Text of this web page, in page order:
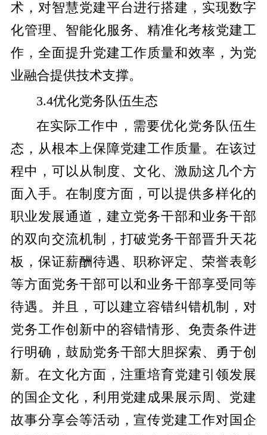
术，对智慧党建平台进行搭建，实现数字
化管理、智能化服务、精准化考核党建工
作，全面提升党建工作质量和效率，为党
业融合提供技术支撑。
3.4优化党务队伍生态
在实际工作中，需要优化党务队伍生
态，从根本上保障党建工作质量。在该过
程中，可以从制度、文化、激励这几个方
面入手。在制度方面，可以提供多样化的
职业发展通道，建立党务干部和业务干部
的双向交流机制，打破党务干部晋升天花
板，保证薪酬待遇、职称评定、荣誉表彰
等方面党务干部可以和业务干部享受同等
待遇。并且，可以建立容错纠错机制，对
党务工作创新中的容错情形、免责条件进
行明确，鼓励党务干部大胆探索、勇于创
新。在文化方面，注重培育党建引领发展
的国企文化，利用党建成果展示周、党建
故事分享会等活动，宣传党建工作对国企